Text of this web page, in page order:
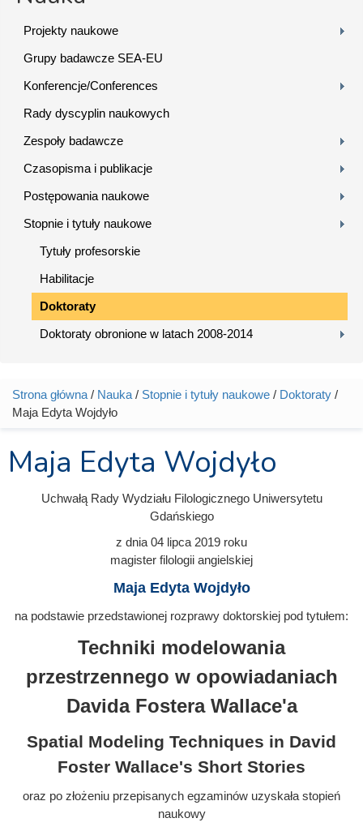
Projekty naukowe
Grupy badawcze SEA-EU
Konferencje/Conferences
Rady dyscyplin naukowych
Zespoły badawcze
Czasopisma i publikacje
Postępowania naukowe
Stopnie i tytuły naukowe
Tytuły profesorskie
Habilitacje
Doktoraty
Doktoraty obronione w latach 2008-2014
Jesteś tutaj
Strona główna / Nauka / Stopnie i tytuły naukowe / Doktoraty /
Maja Edyta Wojdyło
Maja Edyta Wojdyło
Uchwałą Rady Wydziału Filologicznego Uniwersytetu
Gdańskiego
z dnia 04 lipca 2019 roku
magister filologii angielskiej
Maja Edyta Wojdyło
na podstawie przedstawionej rozprawy doktorskiej pod tytułem:
Techniki modelowania
przestrzennego w opowiadaniach
Davida Fostera Wallace'a
Spatial Modeling Techniques in David
Foster Wallace's Short Stories
oraz po złożeniu przepisanych egzaminów uzyskała stopień
naukowy